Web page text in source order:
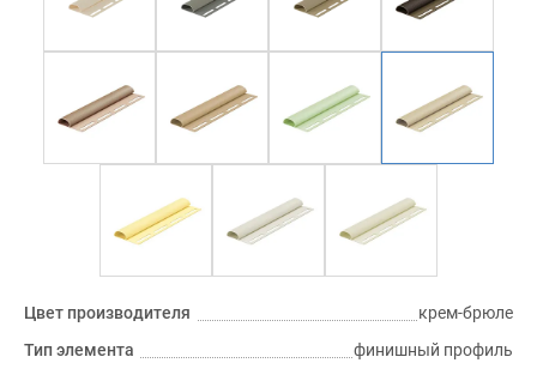
Цвет производителя
крем-брюле
Тип элемента
финишный профиль